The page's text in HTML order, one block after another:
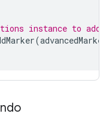
instance to
(